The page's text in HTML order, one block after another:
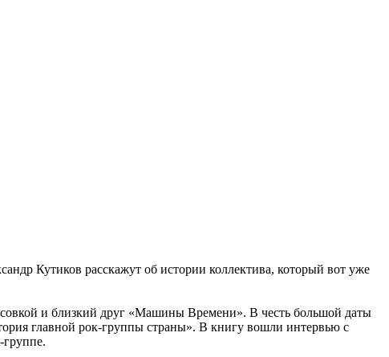
Кутиков расскажут об истории коллектива, который вот уже
и близкий друг «Машины Времени». В честь большой даты
главной рок-группы страны». В книгу вошли интервью с